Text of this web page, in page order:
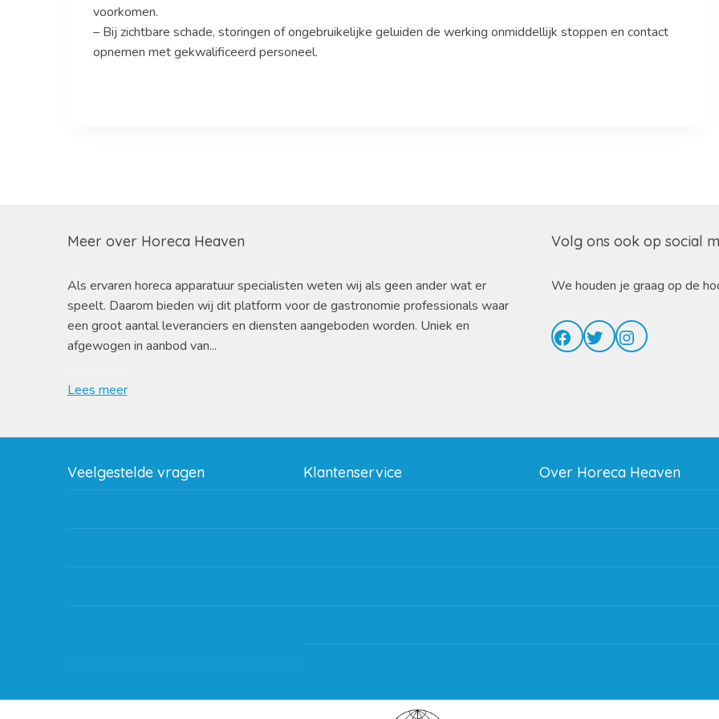
voorkomen.
– Bij zichtbare schade, storingen of ongebruikelijke geluiden de werking onmiddellijk stoppen en contact
opnemen met gekwalificeerd personeel.
Meer over Horeca Heaven
Als ervaren horeca apparatuur specialisten weten wij als geen ander wat er
speelt. Daarom bieden wij dit platform voor de gastronomie professionals waar
een groot aantal leveranciers en diensten aangeboden worden. Uniek en
afgewogen in aanbod van...
Lees meer
Volg ons ook op social
We houden je graag op de
Facebook
TwitterInstagram
Veelgestelde vragen Klantenservice
Subsidie regeling EIA 2020
Over Horeca Heaven